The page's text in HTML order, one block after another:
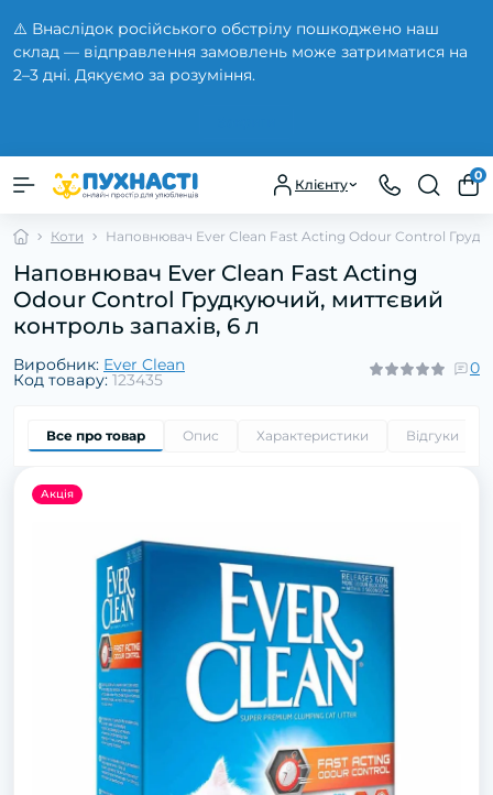
⚠️ Внаслідок російського обстрілу пошкоджено наш
склад — відправлення замовлень може затриматися на
2–3 дні. Дякуємо за розуміння.
Клієнту
0
Коти Наповнювач Ever Clean Fast Acting Odour Control
Наповнювач Ever Clean Fast Acting
Odour Control Грудкуючий, миттєвий
контроль запахів, 6 л
Виробник: Ever Clean
Код товару: 123435
0
Все про товар Опис Характеристики Відгуки
Акція